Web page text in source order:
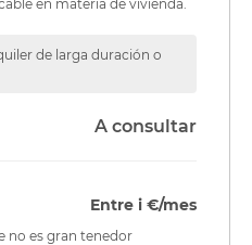
en materia de vivienda.
de larga duración o
A consultar
Entre i €/mes
no es gran tenedor